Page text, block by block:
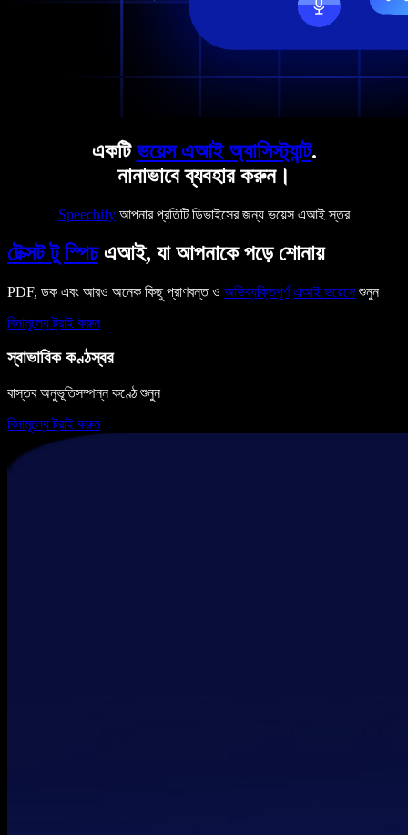
একটিভয়েস এআই অ্যাসিস্ট্যান্ট.
নানাভাবে ব্যবহার করুন।
Speechify আপনার প্রতিটি ডিভাইসের জন্য ভয়েস এআই স্তর
টেক্সট টু স্পিচএআই, যা আপনাকে পড়ে শোনায়
PDF, ডক এবং আরও অনেক কিছু প্রাণবন্ত ও অভিব্যক্তিপূর্ণ এআই ভয়েসেশুনুন
বিনামূল্যে ট্রাই করুন
স্বাভাবিক কণ্ঠস্বর
বাস্তব অনুভূতিসম্পন্ন কণ্ঠে শুনুন
বিনামূল্যে ট্রাই করুন